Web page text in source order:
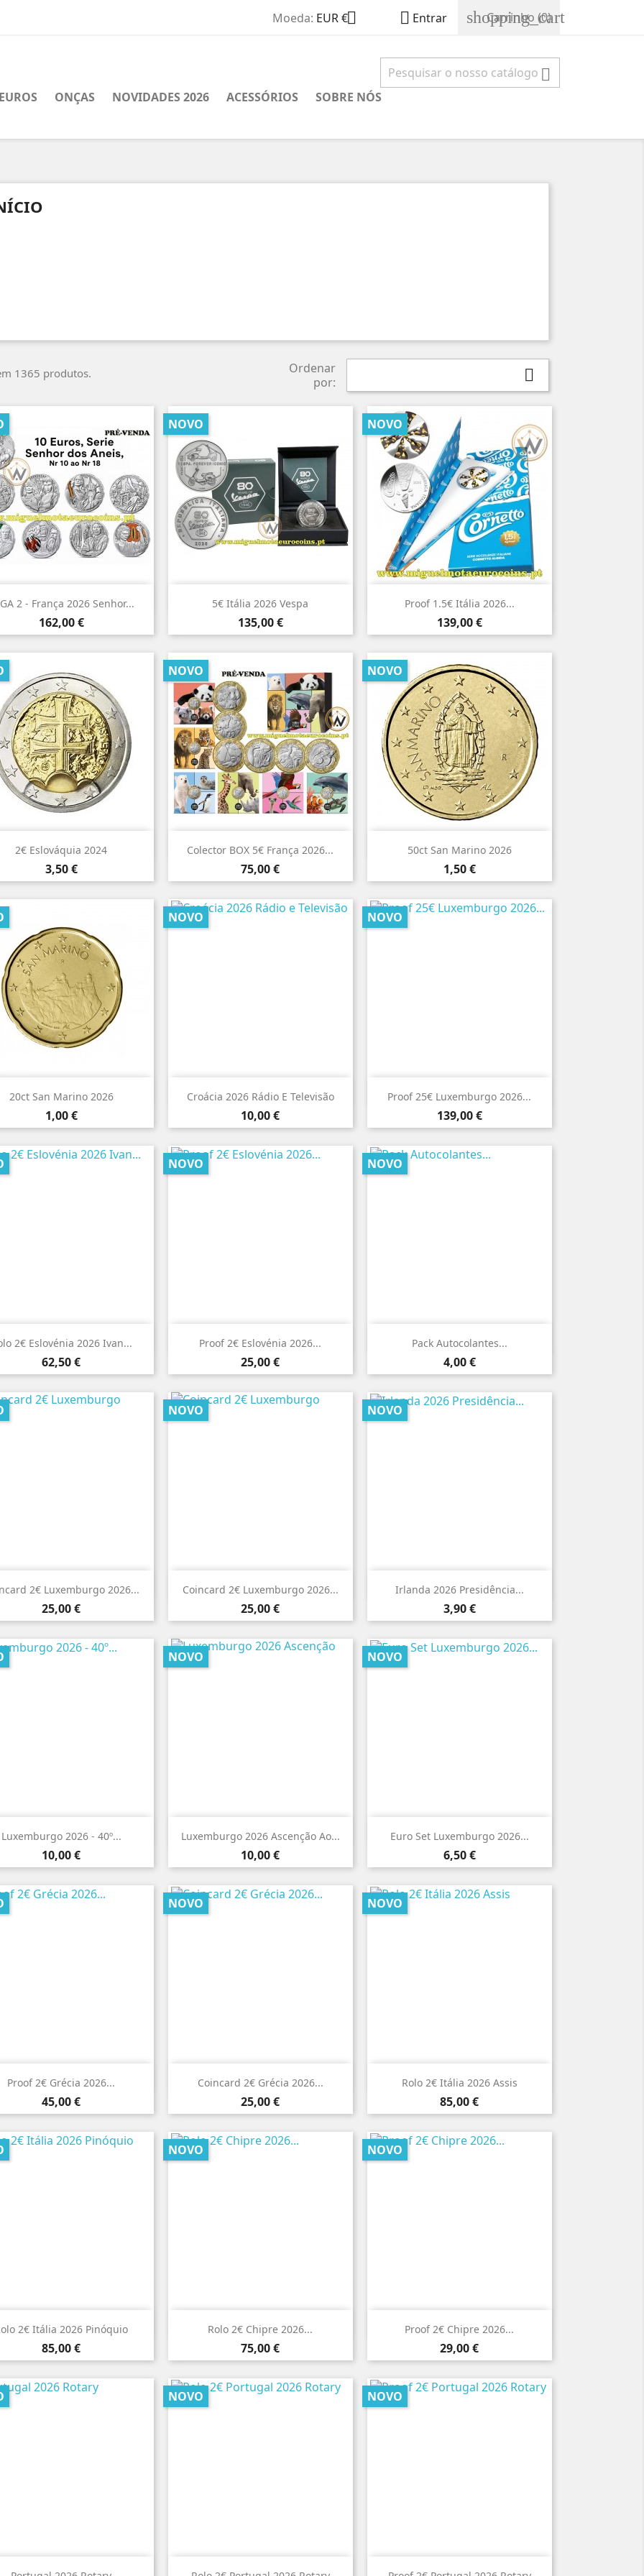
Moeda: EUR €  Entrar shopping_cart
Carrinho (0)

ONÇAS NOVIDADES 2026 ACESSÓRIOS SOBRE NÓS
1365 produtos.
Ordenar
por:

2 - França 2026 Senhor...
Preço
162,00 €
 Vista rápida 5€ Itália 2026 Vespa
Preço
135,00 €
NOVO
 Vista rápida Proof 1.5€ Itália 2026...
Preço
139,00 €
NOVO
 Vista rápida
2€ Eslováquia 2024
Preço
3,50 €
 Vista rápida Colector BOX 5€ França 2026...
Preço
75,00 €
NOVO
 Vista rápida 50ct San Marino 2026
Preço
1,50 €
NOVO
 Vista rápida
20ct San Marino 2026
Preço
1,00 €
 Vista rápida Croácia 2026 Rádio E Televisão
Preço
10,00 €
NOVO
 Vista rápida Proof 25€ Luxemburgo 2026...
Preço
139,00 €
NOVO
 Vista rápida
2€ Eslovénia 2026 Ivan...
Preço
62,50 €
 Vista rápida Proof 2€ Eslovénia 2026...
Preço
25,00 €
NOVO
 Vista rápida Pack Autocolantes...
Preço
4,00 €
NOVO
 Vista rápida
2€ Luxemburgo 2026...
Preço
25,00 €
 Vista rápida Coincard 2€ Luxemburgo 2026...
Preço
25,00 €
NOVO
 Vista rápida Irlanda 2026 Presidência...
Preço
3,90 €
NOVO
 Vista rápida
Luxemburgo 2026 - 40º...
Preço
10,00 €
 Vista rápida Luxemburgo 2026 Ascenção Ao...
Preço
10,00 €
NOVO
 Vista rápida Euro Set Luxemburgo 2026...
Preço
6,50 €
NOVO
 Vista rápida
Proof 2€ Grécia 2026...
Preço
45,00 €
 Vista rápida Coincard 2€ Grécia 2026...
Preço
25,00 €
NOVO
 Vista rápida Rolo 2€ Itália 2026 Assis
Preço
85,00 €
NOVO
 Vista rápida
2€ Itália 2026 Pinóquio
Preço
85,00 €
 Vista rápida Rolo 2€ Chipre 2026...
Preço
75,00 €
NOVO
 Vista rápida Proof 2€ Chipre 2026...
Preço
29,00 €
NOVO
 Vista rápida
Vista rápida
NOVO
Vista rápida
NOVO
Vista rápida